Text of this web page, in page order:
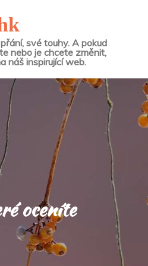
své touhy. A pokud
nebo je chcete změnit,
náš inspirující web.
oceníte